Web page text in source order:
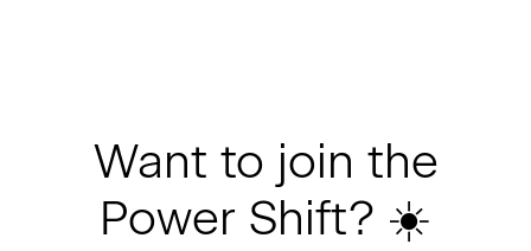
Want to join the
Power Shift? ☀️